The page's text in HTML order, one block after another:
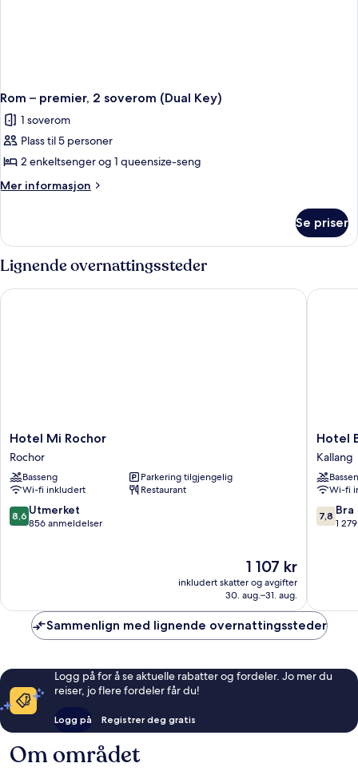
Rom – premier, 2 soverom (Dual Key)
1 soverom
Plass til 5 personer
2 enkeltsenger og 1 queensize-seng
Mer informasjon
Mer
–
premier,
2
soverom
(Dual
Se priser
Lignende overnattingssteder
Hotel
Mi
Rochor
Rochor
Hotel Mi Rochor
Rochor
Basseng
Parkering tilgjengelig
Wi-fi inkludert
Restaurant
8.6
av
8,6 Utmerket
856 anmeldelser
Prisen
1 107 kr
1 107 kr
inkludert skatter og avgifter
30. aug.–31. aug.
Hotel Mi Rochor
Hotel
Boss
Kallang
Hotel
Kallang
Wi-fi
7.8
av
7,8 Bra
1
Hotel
Sammenlign med lignende overnattingssteder
Logg på for å se aktuelle rabatter og fordeler. Jo mer du
reiser, jo flere fordeler får du!
Logg på Registrer deg gratis
Om området